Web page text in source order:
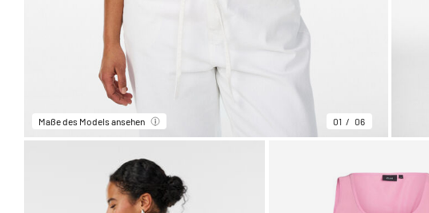
Maße des Models ansehen 01 06